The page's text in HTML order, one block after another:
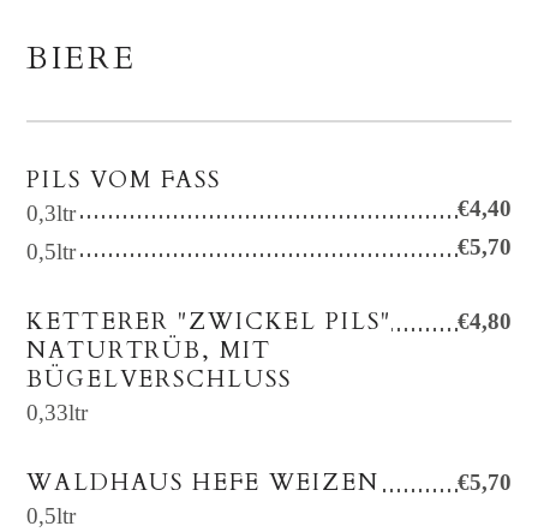
BIERE
PILS VOM FASS
0,3ltr
€4,40
0,5ltr
€5,70
KETTERER "ZWICKEL PILS"
NATURTRÜB, MIT
BÜGELVERSCHLUSS
0,33ltr
€4,80
WALDHAUS HEFE WEIZEN
0,5ltr
€5,70